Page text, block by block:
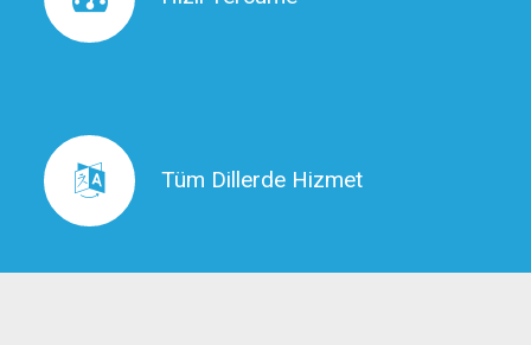
Tüm Dillerde Hizmet
Tüm Dillerde Hizmet